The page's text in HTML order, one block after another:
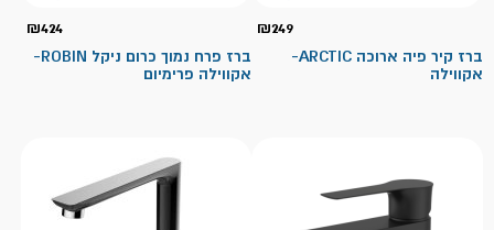
₪249
ברז קיר פיה ארוכה ARCTIC-
אקווילה
₪424
ברז פרח נמוך כרום ניקל ROBIN-
אקווילה פרימיום